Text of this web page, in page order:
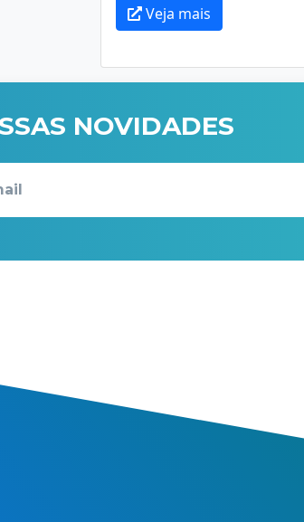
Veja mais
NOVIDADES